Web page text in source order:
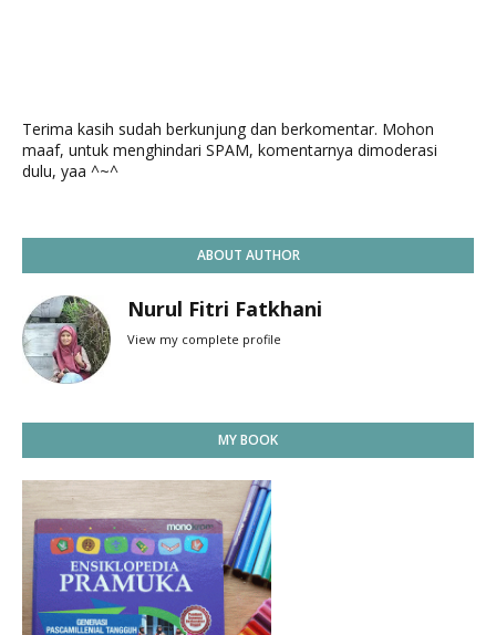
Terima kasih sudah berkunjung dan berkomentar. Mohon
maaf, untuk menghindari SPAM, komentarnya dimoderasi
dulu, yaa ^~^
ABOUT AUTHOR
Nurul Fitri Fatkhani
View my complete profile
MY BOOK